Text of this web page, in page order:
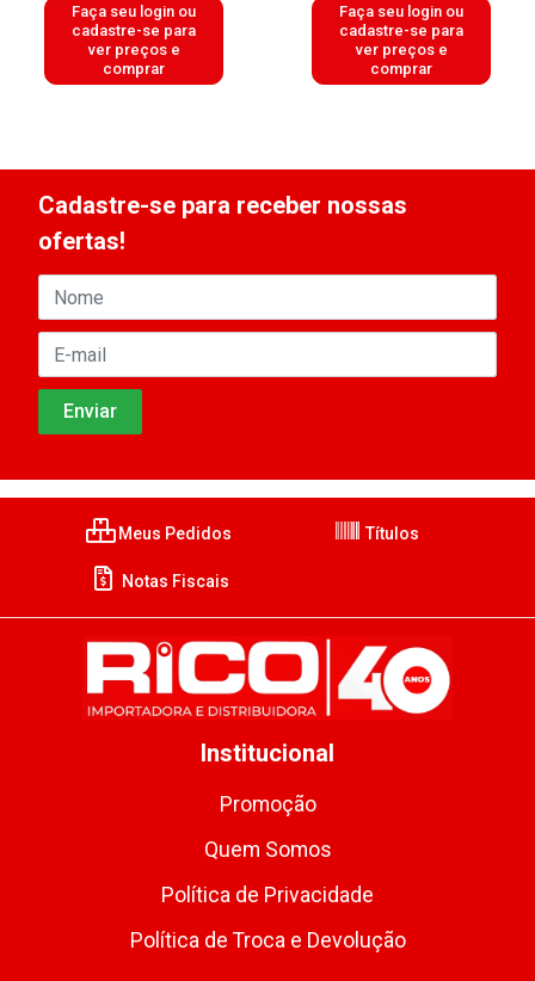
Faça seu login ou
cadastre-se para
ver preços e
comprar
Faça seu login ou
cadastre-se para
ver preços e
comprar
Cadastre-se para receber nossas
ofertas!
Meus Pedidos Títulos
Notas Fiscais
Institucional
Promoção
Quem Somos
Política de Privacidade
Política de Troca e Devolução